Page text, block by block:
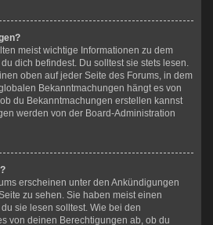
meist wichtige Informationen zu dem
dich befindest. Du solltest sie stets lesen.
oben auf jeder Seite des Forums, in dem
Bekanntmachungen hängt es von
du Bekanntmachungen erstellen kannst
werden von der Board-Administration
erscheinen unter den Ankündigungen
zu sehen. Sie haben meist einen
sie lesen solltest. Wie bei den
von deinen Berechtigungen ab, ob du